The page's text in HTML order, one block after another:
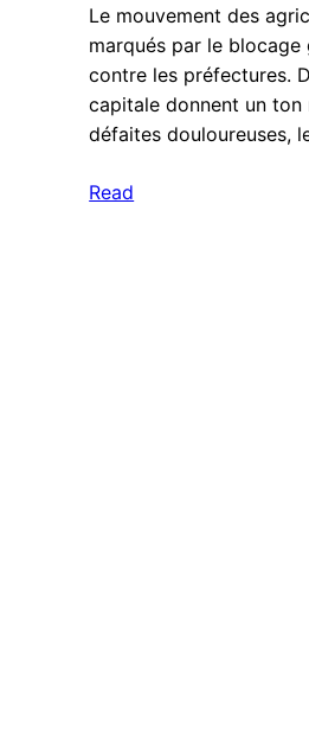
Le mouvement des
marqués par le
contre les préfectures.
capitale donnent un ton
défaites douloureuses,
Read